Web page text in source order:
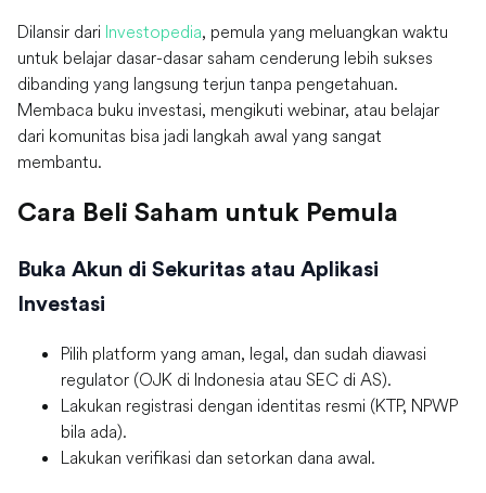
Dilansir dari Investopedia, pemula yang meluangkan waktu
untuk belajar dasar-dasar saham cenderung lebih sukses
dibanding yang langsung terjun tanpa pengetahuan.
Membaca buku investasi, mengikuti webinar, atau belajar
dari komunitas bisa jadi langkah awal yang sangat
membantu.
Cara Beli Saham untuk Pemula
Buka Akun di Sekuritas atau Aplikasi
Investasi
Pilih platform yang aman, legal, dan sudah diawasi
regulator (OJK di Indonesia atau SEC di AS).
Lakukan registrasi dengan identitas resmi (KTP, NPWP
bila ada).
Lakukan verifikasi dan setorkan dana awal.